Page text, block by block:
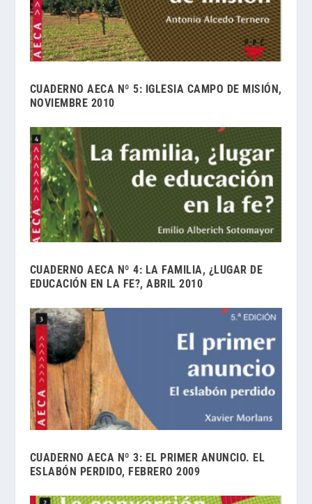
CUADERNO AECA Nº 5: IGLESIA CAMPO DE MISIÓN,
NOVIEMBRE 2010
CUADERNO AECA Nº 4: LA FAMILIA, ¿LUGAR DE
EDUCACIÓN EN LA FE?, ABRIL 2010
CUADERNO AECA Nº 3: EL PRIMER ANUNCIO. EL
ESLABÓN PERDIDO, FEBRERO 2009